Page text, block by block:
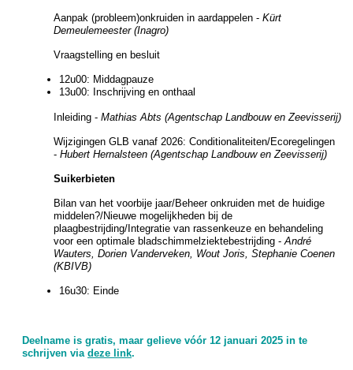
Aanpak (probleem)onkruiden in aardappelen - Kürt
Demeulemeester (Inagro)
Vraagstelling en besluit
12u00: Middagpauze
13u00: Inschrijving en onthaal
Inleiding - Mathias Abts (Agentschap Landbouw en Zeevisserij)
Wijzigingen GLB vanaf 2026: Conditionaliteiten/Ecoregelingen
- Hubert Hernalsteen (Agentschap Landbouw en Zeevisserij)
Suikerbieten
Bilan van het voorbije jaar/Beheer onkruiden met de huidige
middelen?/Nieuwe mogelijkheden bij de
plaagbestrijding/Integratie van rassenkeuze en behandeling
voor een optimale bladschimmelziektebestrijding - André
Wauters, Dorien Vanderveken, Wout Joris, Stephanie Coenen
(KBIVB)
16u30: Einde
Deelname is gratis, maar gelieve vóór 12 januari 2025 in te
schrijven via deze link.